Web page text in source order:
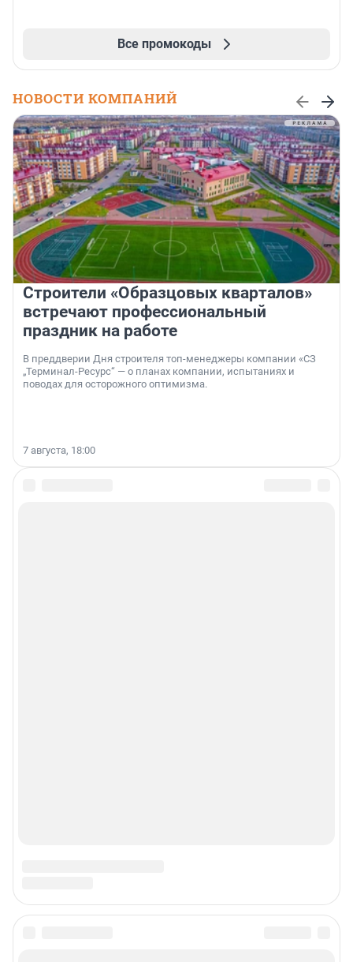
Все промокоды
НОВОСТИ КОМПАНИЙ
Строители «Образцовых кварталов»
встречают профессиональный
праздник на работе
В преддверии Дня строителя топ-менеджеры компании «СЗ
„Терминал-Ресурс“ — о планах компании, испытаниях и
поводах для осторожного оптимизма.
7 августа, 18:00